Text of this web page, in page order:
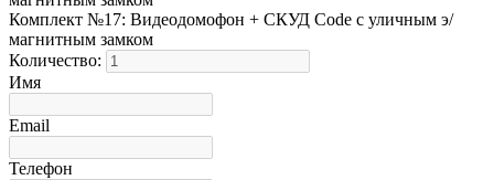
Комплект №17: Видеодомофон + СКУД Code с уличным э/
магнитным замком
Количество:
Имя
Email
Телефон